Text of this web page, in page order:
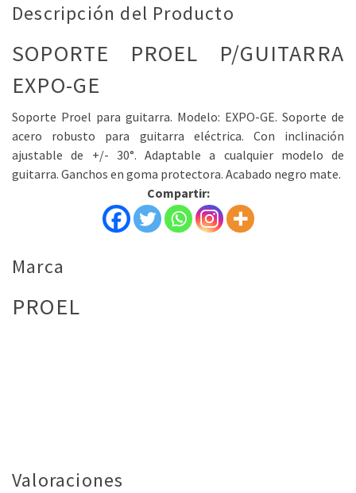
Descripción del Producto
SOPORTE PROEL P/GUITARRA
EXPO-GE
Soporte Proel para guitarra. Modelo: EXPO-GE. Soporte de
acero robusto para guitarra eléctrica. Con inclinación
ajustable de +/- 30°. Adaptable a cualquier modelo de
guitarra. Ganchos en goma protectora. Acabado negro mate.
Compartir:
Marca
PROEL
Valoraciones